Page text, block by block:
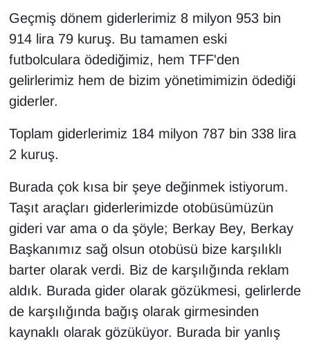
Geçmiş dönem giderlerimiz 8 milyon 953 bin
914 lira 79 kuruş. Bu tamamen eski
futbolculara ödediğimiz, hem TFF'den
gelirlerimiz hem de bizim yönetimimizin ödediği
giderler.
Toplam giderlerimiz 184 milyon 787 bin 338 lira
2 kuruş.
Burada çok kısa bir şeye değinmek istiyorum.
Taşıt araçları giderlerimizde otobüsümüzün
gideri var ama o da şöyle; Berkay Bey, Berkay
Başkanımız sağ olsun otobüsü bize karşılıklı
barter olarak verdi. Biz de karşılığında reklam
aldık. Burada gider olarak gözükmesi, gelirlerde
de karşılığında bağış olarak girmesinden
kaynaklı olarak gözüküyor. Burada bir yanlış